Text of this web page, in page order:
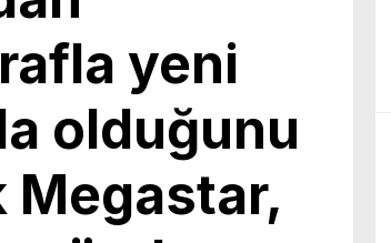
çalışmalar üzerine verimli bir
yeni
olduğunu